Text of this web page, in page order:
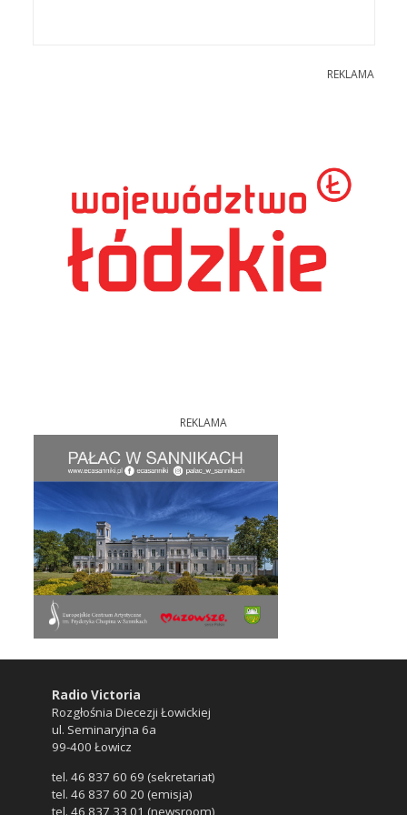
REKLAMA
REKLAMA
Radio Victoria
Rozgłośnia Diecezji Łowickiej
ul. Seminaryjna 6a
99-400 Łowicz
tel. 46 837 60 69 (sekretariat)
tel. 46 837 60 20 (emisja)
tel. 46 837 33 01 (newsroom)